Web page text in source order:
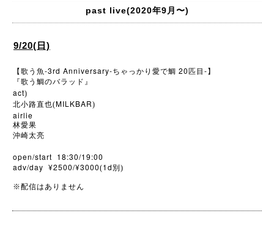
past live(2020年9月〜)
9/20(日)
【歌う魚-3rd Anniversary-ちゃっかり愛で鯛 20 匹目 - 】
『歌う鯛のバラッド』
act)
北小路直也(MILKBAR)
airlie
林愛果
沖崎太亮
open/start 18:30/19:00
adv/day ¥2500/¥3000(1d 別)
※配信はありません